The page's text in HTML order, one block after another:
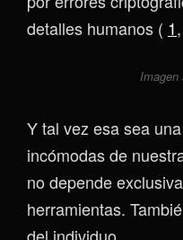
detalles humanos ( 1,
Imagen
Y tal vez esa sea
incómodas de
no depende
herramientas.
del individuo.